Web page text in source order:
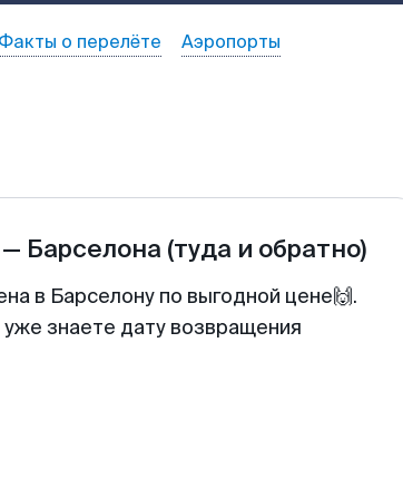
Факты о перелёте Аэропорты
Барселона (туда и обратно)
в Барселону по выгодной цене🙌.
знаете дату возвращения